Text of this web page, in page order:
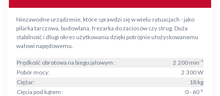
Niezawodne urządzenie, które sprawdzi się w wielu sytuacjach - jako
pilarka tarczowa, budowlana, frezarka do zaciosów czy strug. Duża
stabilność i długi okres użytkowania dzięki potrójnie ułożyskowanemu
wałowi napędowemu.
Prędkość obrotowa na biegu jałowym :
2 200 min⁻¹
Pobór mocy:
2 300 W
Ciężar:
18 kg
Cięcia pod kątem :
0 - 60 °